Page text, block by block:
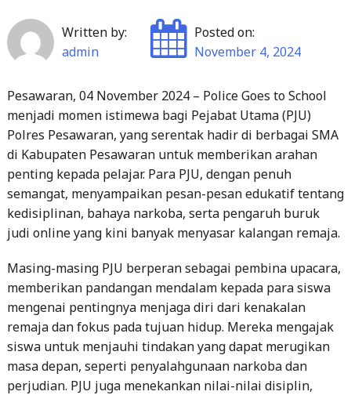
Written by:
admin
Posted on:
November 4, 2024
Pesawaran, 04 November 2024 – Police Goes to School
menjadi momen istimewa bagi Pejabat Utama (PJU)
Polres Pesawaran, yang serentak hadir di berbagai SMA
di Kabupaten Pesawaran untuk memberikan arahan
penting kepada pelajar. Para PJU, dengan penuh
semangat, menyampaikan pesan-pesan edukatif tentang
kedisiplinan, bahaya narkoba, serta pengaruh buruk
judi online yang kini banyak menyasar kalangan remaja.
Masing-masing PJU berperan sebagai pembina upacara,
memberikan pandangan mendalam kepada para siswa
mengenai pentingnya menjaga diri dari kenakalan
remaja dan fokus pada tujuan hidup. Mereka mengajak
siswa untuk menjauhi tindakan yang dapat merugikan
masa depan, seperti penyalahgunaan narkoba dan
perjudian. PJU juga menekankan nilai-nilai disiplin,